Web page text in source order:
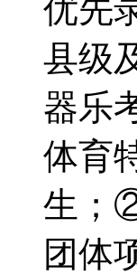
优先
县级
器乐
体育
生；
团体